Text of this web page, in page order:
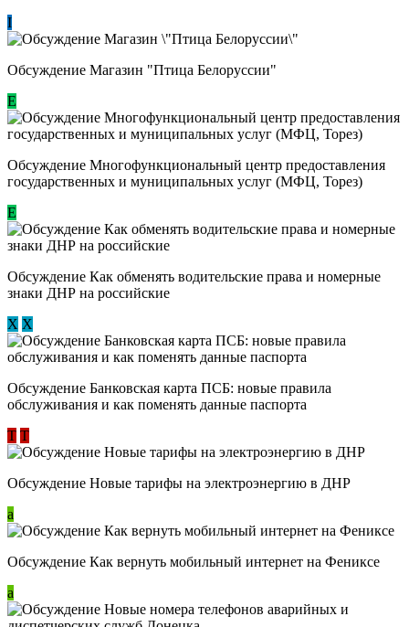
I
Обсуждение Магазин "Птица Белоруссии"
Е
Обсуждение Многофункциональный центр предоставления
государственных и муниципальных услуг (МФЦ, Торез)
E
Обсуждение ​Как обменять водительские права и номерные
знаки ДНР на российские
Х Х
Обсуждение ​Банковская карта ПСБ: новые правила
обслуживания и как поменять данные паспорта
Т Т
Обсуждение Новые тарифы на электроэнергию в ДНР
a
Обсуждение Как вернуть мобильный интернет на Фениксе
a